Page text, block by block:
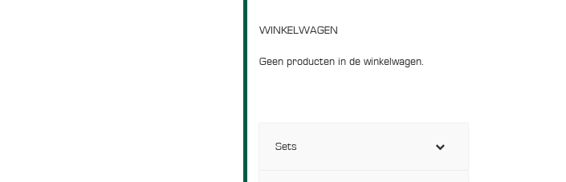
WINKELWAGEN
Geen producten in de winkelwagen.
Sets